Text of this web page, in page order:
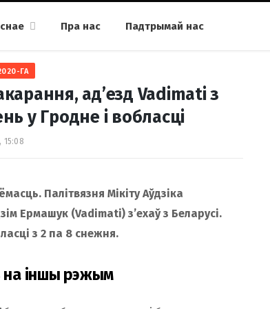
Пра нас Падтрымай нас
ГА
ад’езд Vadimati з
у Гродне і вобласці
15:08
Палітвязня Мікіту Аўдзіка
Ермашук (Vadimati) з’ехаў з Беларусі.
з 2 па 8 снежня.
на іншы рэжым